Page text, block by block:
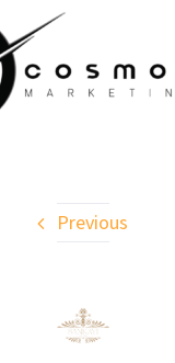
Previous
View